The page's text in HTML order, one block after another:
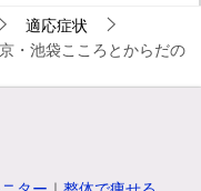
適応症状
・池袋こころとからだの